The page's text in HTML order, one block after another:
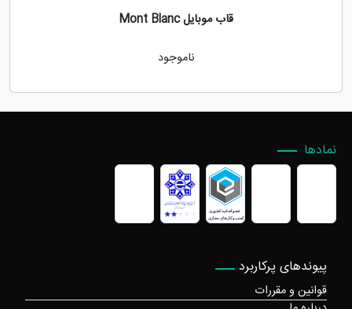
قاب موبایل Mont Blanc
ناموجود
پیوندهای پرکاربرد
قوانین و مقررات
نمادها